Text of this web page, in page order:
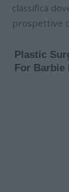
classifica
prospettive